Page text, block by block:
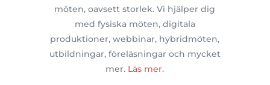
möten, oavsett storlek. Vi hjälper dig
med fysiska möten, digitala
produktioner, webbinar, hybridmöten,
utbildningar, föreläsningar och mycket
mer. Läs mer.